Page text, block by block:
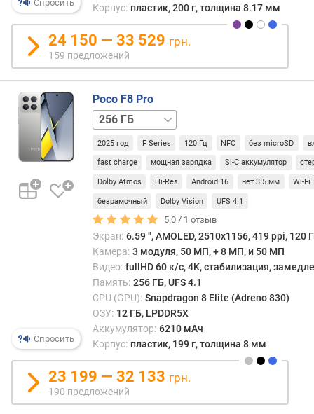
с
с
о
р
(
г
р
а
)
р
о
ц
е
с
с
Спросить
Корпус: пластик, 200 г, толщина 8.17 мм
24 150 — 33 529 грн.
159 предложений
Спросить
Poco F8 Pro
512 ГБ
2025 год F Series 120 Гц NFC без microSD
fast charge мощная зарядка Si-C аккумулятор
Dolby Atmos Hi-Res Android 16 нет 3.5 мм Wi-Fi
безрамочный Dolby Vision UFS 4.1
5.0 / 1 отзыв
Экран: 6.59 ", AMOLED, 2510x1156, 419 ppi, 120
Камера: 3 модуля, 50 МП, + 8 МП, и 50 МП
Видео: fullHD 60 к/с, 4K, стабилизация,
Память: 256 ГБ, UFS 4.1
CPU (GPU): Snapdragon 8 Elite (Adreno 830)
ОЗУ: 12 ГБ, LPDDR5X
Аккумулятор: 6210 мАч
Корпус: пластик, 199 г, толщина 8 мм
23 199 — 32 133 грн.
190 предложений